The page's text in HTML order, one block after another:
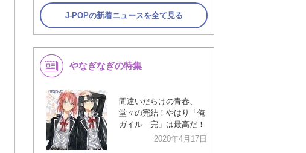
J-POPの新着ニュースを全て見る
やなぎなぎの特集
間違いだらけの青春、
堂々の完結！やはり「俺
ガイル 完」は最高だ！
2020年4月17日